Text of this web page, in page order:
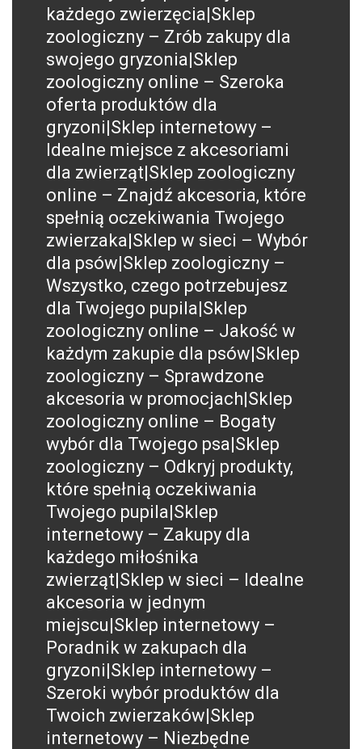
każdego zwierzęcia|Sklep
zoologiczny – Zrób zakupy dla
swojego gryzonia|Sklep
zoologiczny online – Szeroka
oferta produktów dla
gryzoni|Sklep internetowy –
Idealne miejsce z akcesoriami
dla zwierząt|Sklep zoologiczny
online – Znajdź akcesoria, które
spełnią oczekiwania Twojego
zwierzaka|Sklep w sieci – Wybór
dla psów|Sklep zoologiczny –
Wszystko, czego potrzebujesz
dla Twojego pupila|Sklep
zoologiczny online – Jakość w
każdym zakupie dla psów|Sklep
zoologiczny – Sprawdzone
akcesoria w promocjach|Sklep
zoologiczny online – Bogaty
wybór dla Twojego psa|Sklep
zoologiczny – Odkryj produkty,
które spełnią oczekiwania
Twojego pupila|Sklep
internetowy – Zakupy dla
każdego miłośnika
zwierząt|Sklep w sieci – Idealne
akcesoria w jednym
miejscu|Sklep internetowy –
Poradnik w zakupach dla
gryzoni|Sklep internetowy –
Szeroki wybór produktów dla
Twoich zwierzaków|Sklep
internetowy – Niezbędne